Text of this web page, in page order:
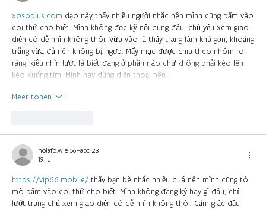
xosoplus.com dạo này thấy nhiều người nhắc nên mình cũng bấm vào
coi thử cho biết. Mình không đọc kỹ nội dung đâu, chủ yếu xem giao
diện có dễ nhìn không thôi. Vừa vào là thấy trang làm khá gọn, khoảng
trắng vừa đủ nên không bị ngợp. Mấy mục được chia theo nhóm rõ
ràng, kiểu nhìn lướt là biết đang ở phần nào chứ không phải kéo lên
kéo xuống tìm. Mình hay dùng điện thoại nên…
Meer tonen
nolafo.wle156+abc123
19 jul
https://vip66.mobile/ thấy bạn bè nhắc nhiều quá nên mình cũng tò
mò bấm vào coi thử cho biết. Mình không đăng ký hay gì đâu, chỉ
lướt trang chủ xem giao diện có dễ nhìn không thôi. Cảm giác đầu